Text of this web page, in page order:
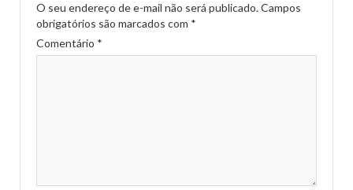
O seu endereço de e-mail não será publicado.Campos
obrigatórios são marcados com *
Comentário *